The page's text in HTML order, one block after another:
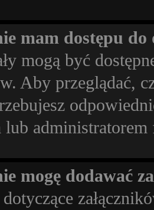
mam dostępu do
mogą być
Aby przeglądać,
lub
mogę dodawać